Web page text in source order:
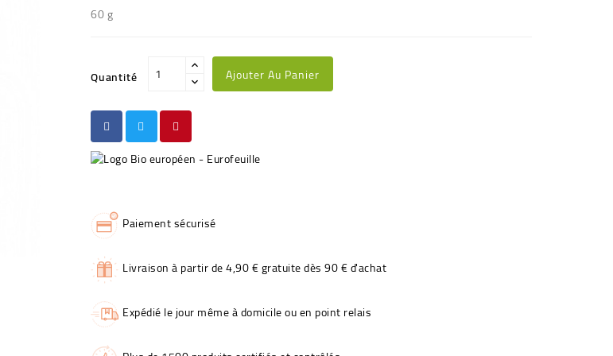
60 g
Quantité Ajouter Au Panier
Paiement sécurisé
Livraison à partir de 4,90 € gratuite dès 90 € d'achat
Expédié le jour même à domicile ou en point relais